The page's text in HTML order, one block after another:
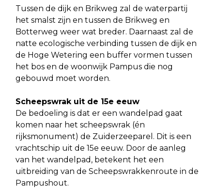
Tussen de dijk en Brikweg zal de waterpartij
het smalst zijn en tussen de Brikweg en
Botterweg weer wat breder. Daarnaast zal de
natte ecologische verbinding tussen de dijk en
de Hoge Wetering een buffer vormen tussen
het bos en de woonwijk Pampus die nog
gebouwd moet worden.
Scheepswrak uit de 15e eeuw
De bedoeling is dat er een wandelpad gaat
komen naar het scheepswrak (én
rijksmonument) de Zuiderzeeparel. Dit is een
vrachtschip uit de 15e eeuw. Door de aanleg
van het wandelpad, betekent het een
uitbreiding van de Scheepswrakkenroute in de
Pampushout.